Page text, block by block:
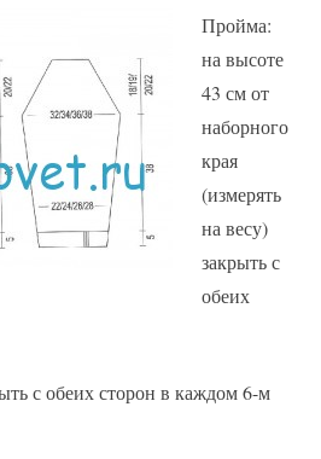
Пройма:
на высоте
43 см от
наборного
края
(измерять
на весу)
закрыть с
обеих
с обеих сторон в каждом 6-м